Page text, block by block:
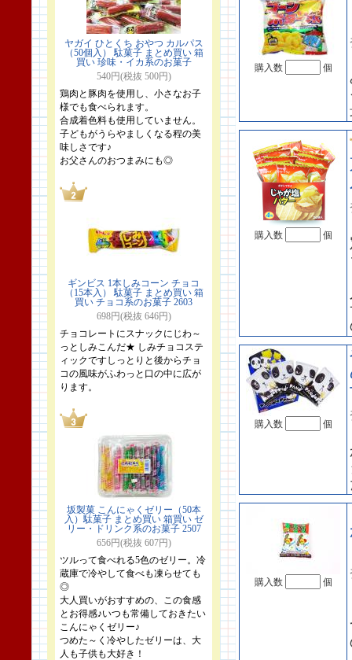
ヤガイ ひとくち おやつ カルパス
（50個入） 駄菓子 まとめ買い 箱
買い 珍味・イカ系のお菓子
540円(税抜 500円)
鶏肉と豚肉を使用し、小さなお子
様でも食べられます。
合成着色料も使用していません。
子どもがうらやましくなる程の美
味しさです♪
お父さんのおつまみにも◎
ギンビス 1本しみコーン チョコ
（15本入） 駄菓子 まとめ買い 箱
買い チョコ系のお菓子 2603
698円(税抜 646円)
チョコレートにスナックにじわ～
っとしみこんだ★ しみチョコステ
ィックですしっとりと後からチョ
コの風味がふわっと口の中に広が
ります。
坂製菓 こんにゃくゼリー（50本
入）駄菓子 まとめ買い 箱買い ゼ
リー・ドリンク系のお菓子 2507
656円(税抜 607円)
ツルって食べれる5色のゼリー。冷
蔵庫で冷やして食べも凍らせても
◎
大人買いがおすすめの、この食感
とお得感♪いつも常備しておきたい
こんにゃくゼリー♪
つめた～く冷やしたゼリーは、大
人も子供も大好き！
購入数 個
購入数 個
購入数 個
購入数 個